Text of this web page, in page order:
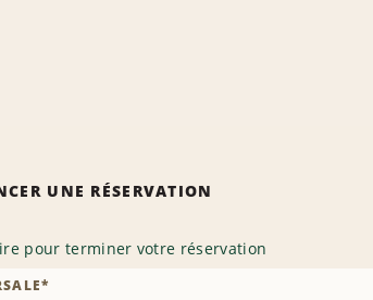
UNE RÉSERVATION
pour terminer votre réservation
*